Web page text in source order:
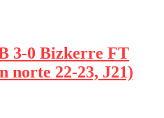
3-0 Bizkerre FT
norte 22-23, J21)